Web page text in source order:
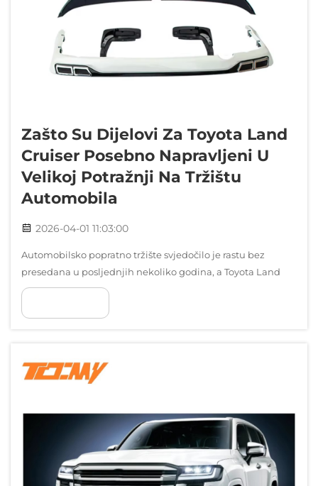
Zašto Su Dijelovi Za Toyota Land
Cruiser Posebno Napravljeni U
Velikoj Potražnji Na Tržištu
Automobila
2026-04-01 11:03:00
Automobilsko popratno tržište svjedočilo je rastu bez
presedana u posljednjih nekoliko godina, a Toyota Land
Cruiser prilagođeni dijelovi doživljavaju iznimnu potražnju